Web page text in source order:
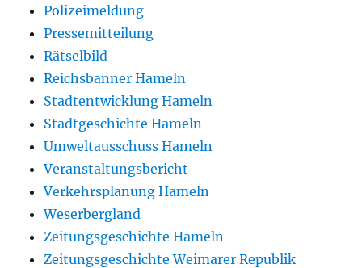
Polizeimeldung
Pressemitteilung
Rätselbild
Reichsbanner Hameln
Stadtentwicklung Hameln
Stadtgeschichte Hameln
Umweltausschuss Hameln
Veranstaltungsbericht
Verkehrsplanung Hameln
Weserbergland
Zeitungsgeschichte Hameln
Zeitungsgeschichte Weimarer Republik